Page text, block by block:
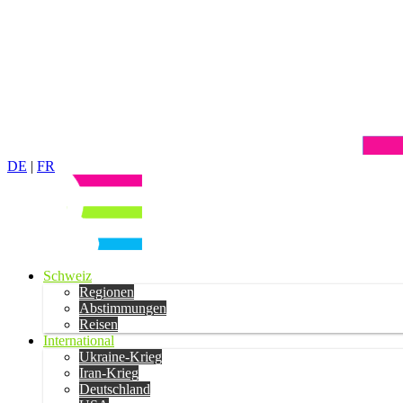
DE | FR
Schweiz
Regionen
Abstimmungen
Reisen
International
Ukraine-Krieg
Iran-Krieg
Deutschland